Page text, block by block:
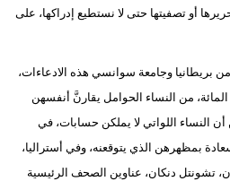
أو تصفيتها حتى لا نستطيع إدراكها، على
بريطانيا وجامعة سوانسي هذه الادعاءات،
أن أكثر من 50 في المائة، من النساء الحوامل يقارنَّ أنفسهن
النساء اللواتي لا يملكن حسابات، في
بمظهرهن الذي يتوقعنه، وفي أستراليا،
تشونتل دنكان، عناوين الصحف الرئيسية